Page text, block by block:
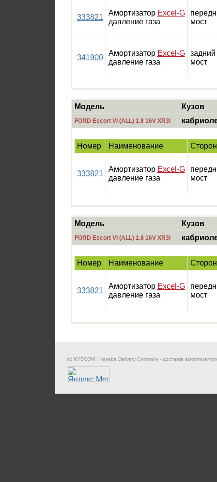
333821
Амортизатор Excel-G
давление газа
мост
341900
Амортизатор Excel-G
давление газа
задний
мост
Модель Кузов
FORD Escort VI (ALL) 1.8 16V XR3i
Номер Наименование
333821
Амортизатор Excel-G
давление газа
мост
Модель Кузов
FORD Escort VI (ALL) 1.8 16V XR3i
Номер Наименование
333821
Амортизатор Excel-G
давление газа
мост
(c) KYBCOM | Kayaba Delivery Company - доставка